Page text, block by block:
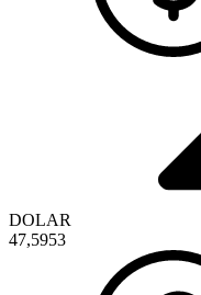
DOLAR
47,5953